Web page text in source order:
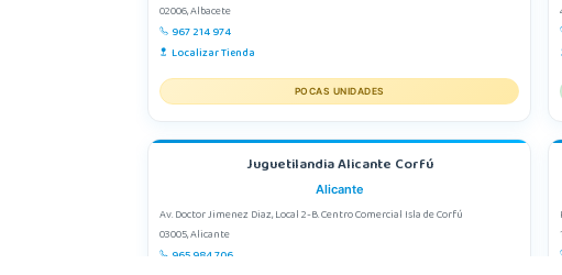
02006, Albacete
967 214 974
Localizar Tienda
POCAS UNIDADES
Juguetilandia Alicante Corfú
Alicante
Av. Doctor Jimenez Diaz, Local 2-B. Centro Comercial Isla de Corfú
03005, Alicante
965 984 706